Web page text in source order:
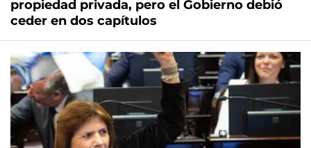
propiedad privada, pero el Gobierno debió
ceder en dos capítulos